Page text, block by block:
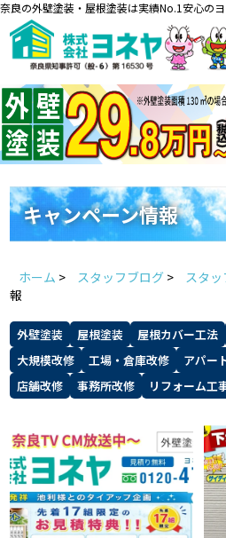
奈良の外壁塗装・屋根塗装は実績No.1安心の
料金一覧 会社案内
お問い合わ
ヨネヤの
Home お
スタッフ紹介 ス
よくあるご質問 屋
雨漏りについて 雨
キャンペーン情報
ホーム > スタッフブログ > スタ
報
外壁塗装 屋根塗装 屋根カバー工法
大規模改修
工場・倉庫改修
アパー
店舗改修
事務所改修 リフォーム工